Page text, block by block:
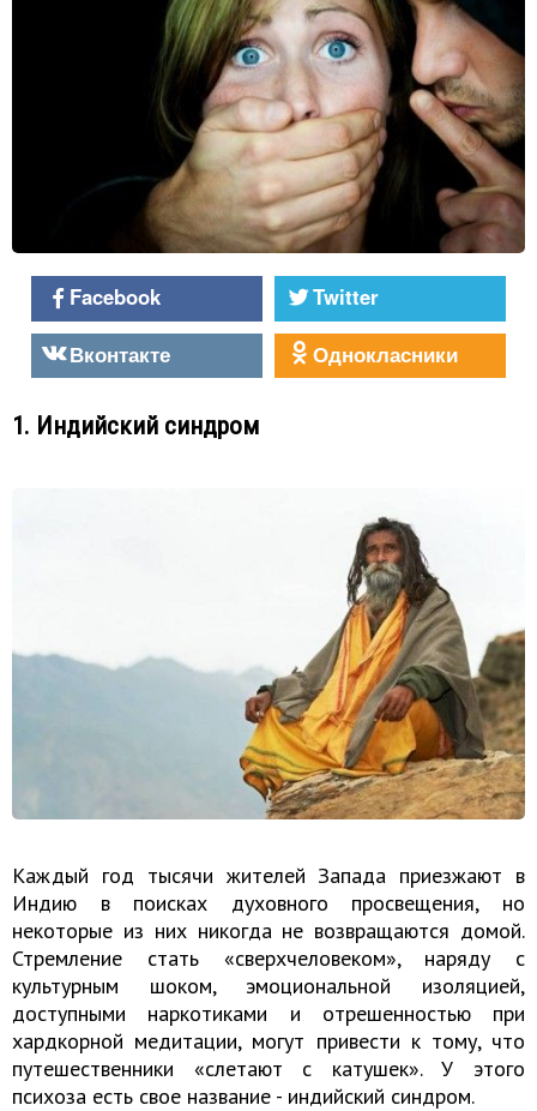
Facebook
Twitter
Вконтакте
Однокласники
1. Индийский синдром
Каждый год тысячи жителей Запада приезжают в
Индию в поисках духовного просвещения, но
некоторые из них никогда не возвращаются домой.
Стремление стать «сверхчеловеком», наряду с
культурным шоком, эмоциональной изоляцией,
доступными наркотиками и отрешенностью при
хардкорной медитации, могут привести к тому, что
путешественники «слетают с катушек». У этого
психоза есть свое название - индийский синдром.